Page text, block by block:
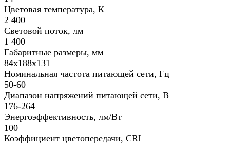
Цветовая температура, К
2 400
Световой поток, лм
1 400
Габаритные размеры, мм
84х188x131
Номинальная частота питающей сети, Гц
50-60
Диапазон напряжений питающей сети, В
176-264
Энергоэффективность, лм/Вт
100
Коэффициент цветопередачи, CRI